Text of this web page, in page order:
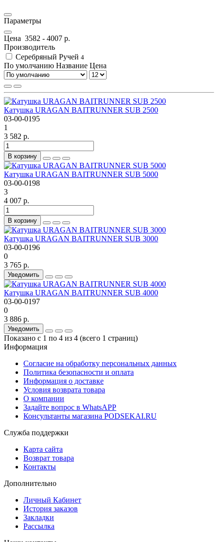
Параметры
Цена 3582 - 4007 р.
Производитель
Серебряный Ручей 4
По умолчанию Название Цена
Катушка URAGAN BAITRUNNER SUB 2500
03-00-0195
1
3 582 р.
В корзину
Катушка URAGAN BAITRUNNER SUB 5000
03-00-0198
3
4 007 р.
В корзину
Катушка URAGAN BAITRUNNER SUB 3000
03-00-0196
0
3 765 р.
Уведомить
Катушка URAGAN BAITRUNNER SUB 4000
03-00-0197
0
3 886 р.
Уведомить
Показано с 1 по 4 из 4 (всего 1 страниц)
Информация
Согласие на обработку персональных данных
Политика безопасности и оплата
Информация о доставке
Условия возврата товара
О компании
Задайте вопрос в WhatsAPP
Консультанты магазина PODSEKAI.RU
Служба поддержки
Карта сайта
Возврат товара
Контакты
Дополнительно
Личный Кабинет
История заказов
Закладки
Рассылка